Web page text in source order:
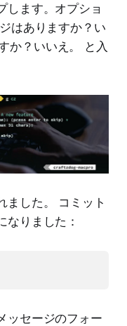
します。オプショ
はありますか？い
か？いいえ。 と入
ました。 コミット
なりました：
ッセージのフォー